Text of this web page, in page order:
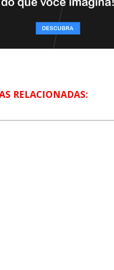
RELACIONADAS: